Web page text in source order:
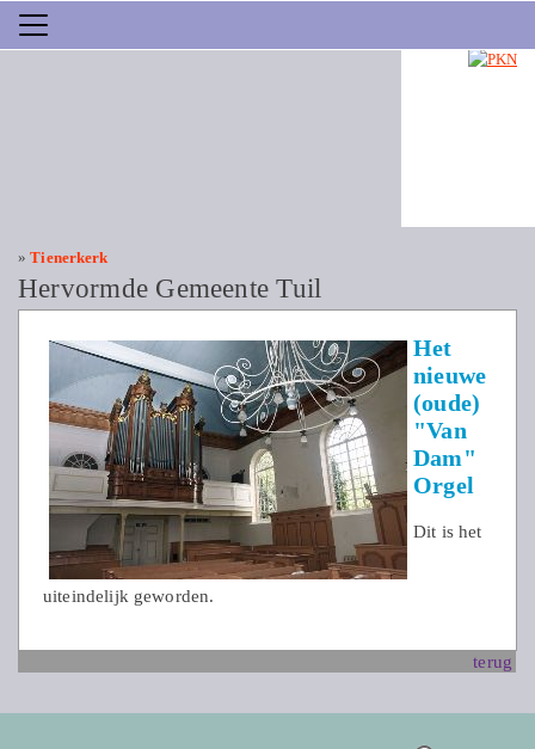
»Tienerkerk
Hervormde Gemeente Tuil
Het
nieuwe
(oude)
"Van
Dam"
Orgel
Dit is het
uiteindelijk geworden.
terug